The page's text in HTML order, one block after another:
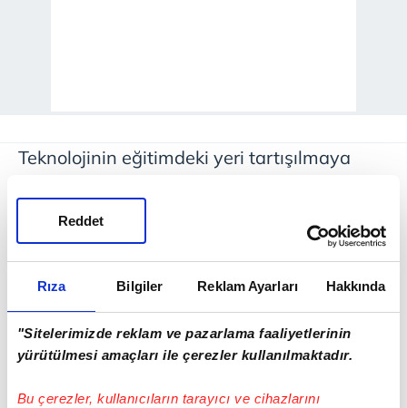
Rıza Bilgiler Reklam Ayarları Hakkında
"Sitelerimizde reklam ve pazarlama faaliyetlerinin
yürütülmesi amaçları ile çerezler kullanılmaktadır.
Bu çerezler, kullanıcıların tarayıcı ve cihazlarını
Reddet
Teknolojinin eğitimdeki yeri tartışılmaya
öğrencilerinin yapay zekâ programlarına
ulaşımını engelledi. Norveç Eğitim
matematik becerilerinin edinilmesi
gerektiğini vurguladı. Ülkede yetkililer, lise
öğrencilerinin kariyer ve öğrenim